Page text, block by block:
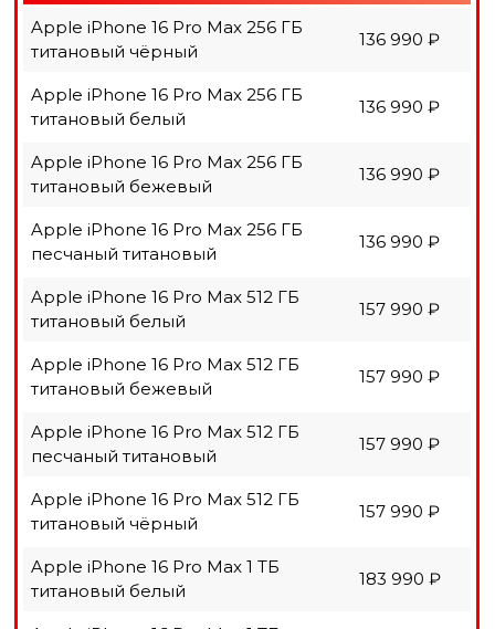
Apple iPhone 16 Pro Max 256 ГБ
титановый чёрный
136 990 ₽
Apple iPhone 16 Pro Max 256 ГБ
титановый белый
136 990 ₽
Apple iPhone 16 Pro Max 256 ГБ
титановый бежевый
136 990 ₽
Apple iPhone 16 Pro Max 256 ГБ
песчаный титановый
136 990 ₽
Apple iPhone 16 Pro Max 512 ГБ
титановый белый
157 990 ₽
Apple iPhone 16 Pro Max 512 ГБ
титановый бежевый
157 990 ₽
Apple iPhone 16 Pro Max 512 ГБ
песчаный титановый
157 990 ₽
Apple iPhone 16 Pro Max 512 ГБ
титановый чёрный
157 990 ₽
Apple iPhone 16 Pro Max 1 ТБ
титановый белый
183 990 ₽